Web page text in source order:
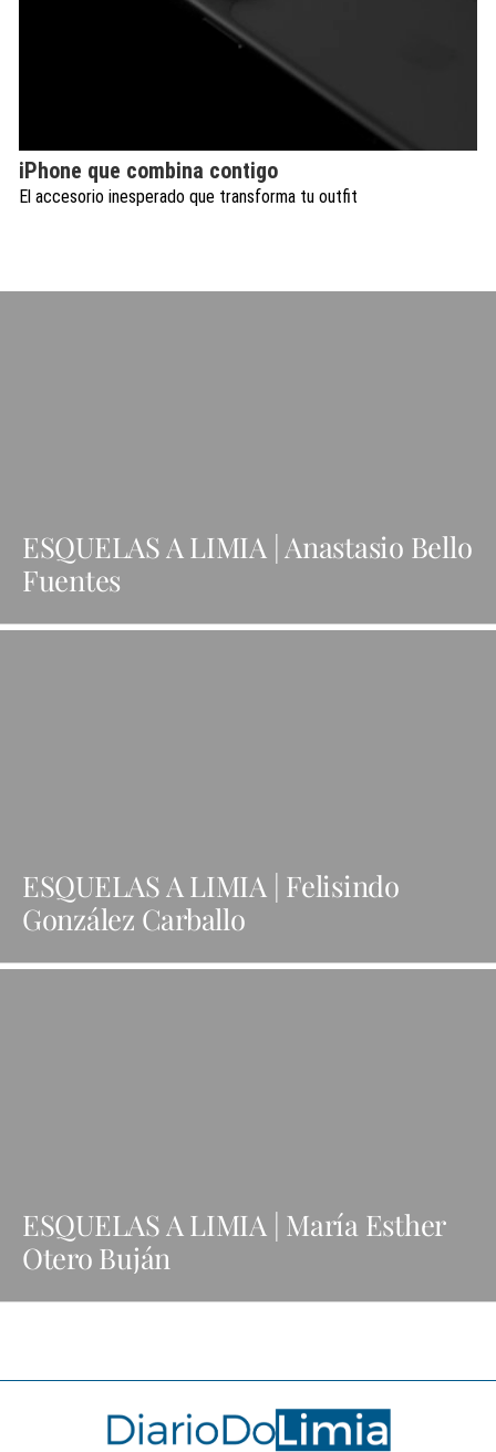
iPhone que combina contigo
El accesorio inesperado que transforma tu outfit
ESQUELAS A LIMIA | Anastasio Bello
Fuentes
ESQUELAS A LIMIA | Felisindo
González Carballo
ESQUELAS A LIMIA | María Esther
Otero Buján